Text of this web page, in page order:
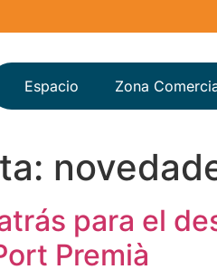
Espacio Zona
para el
Premià